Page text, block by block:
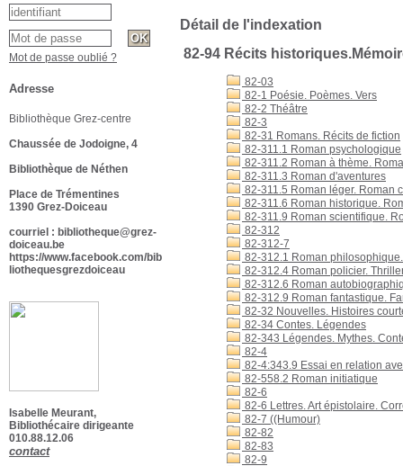
Détail de l'indexation
82-94 Récits
82-03
82-1 Poésie. Poèmes. Vers
82-2 Théâtre
82-3
82-31 Romans. Récits de fiction
82-311.1 Roman psychologique
82-311.2 Roman à thème.
82-311.3 Roman d'aventures
82-311.5 Roman léger. Roman
82-311.6 Roman historique.
82-311.9 Roman scientifique.
82-312
82-312-7
82-312.1 Roman
82-312.4 Roman policier.
82-312.6 Roman
82-312.9 Roman fantastique.
82-32 Nouvelles. Histoires
82-34 Contes. Légendes
82-343 Légendes. Mythes.
82-4
82-4:343.9 Essai en relation
82-558.2 Roman initiatique
82-6
82-6 Lettres. Art épistolaire.
82-7 ((Humour)
82-82
82-83
82-9
Mot de passe oublié ?
Adresse
Bibliothèque Grez-centre
Chaussée de Jodoigne, 4
Bibliothèque de Néthen
Place de Trémentines
1390 Grez-Doiceau
courriel : bibliotheque@grez-
doiceau.be
https://www.facebook.com/bib
liothequesgrezdoiceau
Isabelle Meurant,
Bibliothécaire dirigeante
010.88.12.06
contact